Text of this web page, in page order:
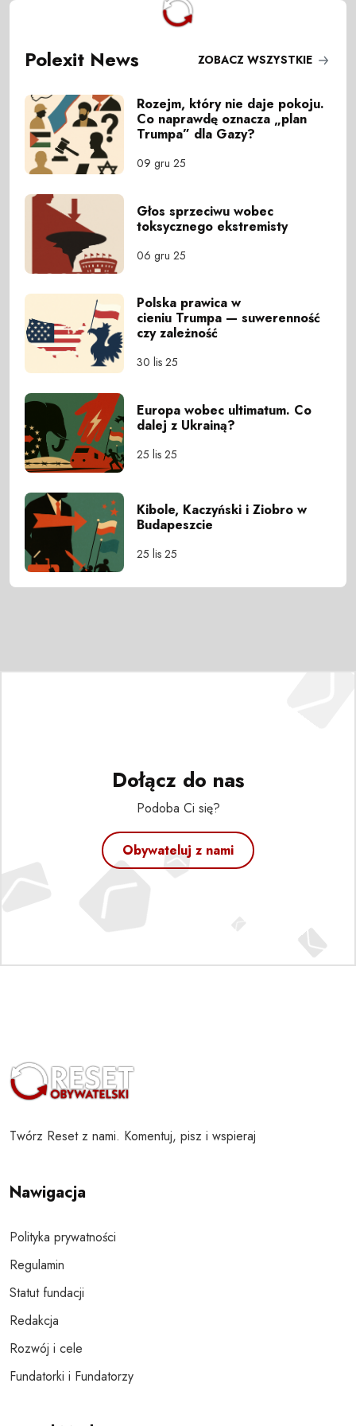
Polexit News ZOBACZ WSZYSTKIE
Rozejm, który nie daje pokoju.
Co naprawdę oznacza „plan
Trumpa” dla Gazy?
09 gru 25
Głos sprzeciwu wobec
toksycznego ekstremisty
06 gru 25
Polska prawica w
cieniu Trumpa — suwerenność
czy zależność
30 lis 25
Europa wobec ultimatum. Co
dalej z Ukrainą?
25 lis 25
Kibole, Kaczyński i Ziobro w
Budapeszcie
25 lis 25
Dołącz do nas
Podoba Ci się?
Obywateluj z nami
Twórz Reset z nami. Komentuj, pisz i wspieraj
Nawigacja
Polityka prywatności
Regulamin
Statut fundacji
Redakcja
Rozwój i cele
Fundatorki i Fundatorzy